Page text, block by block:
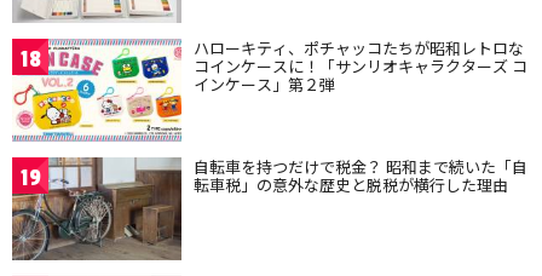
18 ハローキティ、ポチャッコたちが昭和レトロな
コインケースに！「サンリオキャラクターズ コ
インケース」第２弾
19 自転車を持つだけで税金？ 昭和まで続いた「自
転車税」の意外な歴史と脱税が横行した理由